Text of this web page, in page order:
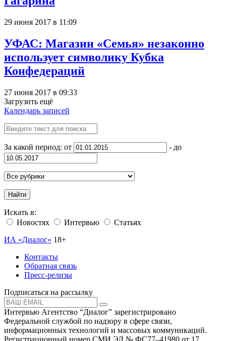
29 июня 2017 в 11:09
УФАС: Магазин «Семья» незаконно
использует символику Кубка
Конфедераций
27 июня 2017 в 09:33
Загрузить ещё
Календарь записей
За какой период: от - до
Найти
Искать в:
Новостях
Интервью
Статьях
ИА «Диалог» 18+
Контакты
Обратная связь
Пресс-релизы
Подписаться на рассылку
Интервью Агентство “Диалог” зарегистрировано
Федеральной службой по надзору в сфере связи,
информационных технологий и массовых коммуникаций.
Регистрационный номер СМИ ЭЛ № ФС77–41980 от 17